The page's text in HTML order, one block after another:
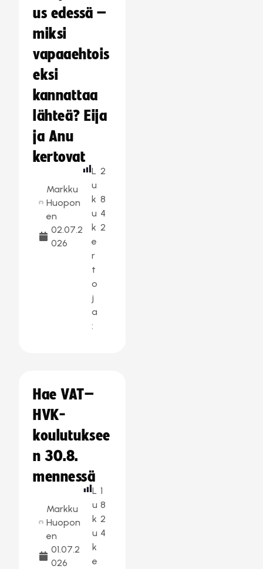
us edessä –
miksi
vapaaehtois
eksi
kannattaa
lähteä? Eija
ja Anu
kertovat
Markku
Huopon
en
02.07.2
026
L
u
k
u
k
e
r
t
o
j
a
:
2
8
4
2
Hae VAT–
HVK-
koulutuksee
n 30.8.
mennessä
Markku
Huopon
en
01.07.2
026
L
u
k
u
k
e
1
8
2
4